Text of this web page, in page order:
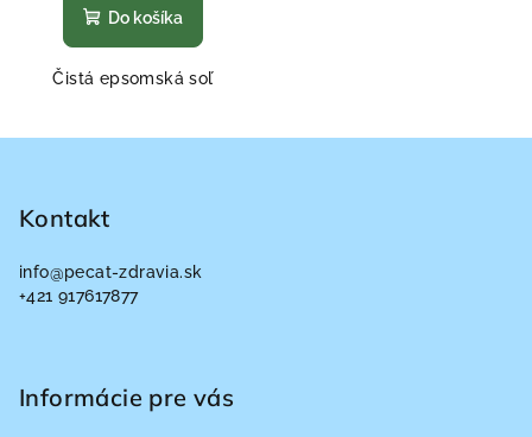
produktu
z
Do košíka
Čistá epsomská soľ
Kontakt
info@pecat-zdravia.sk
+421 917617877
Informácie pre vás